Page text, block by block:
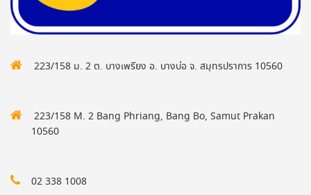
223/158 ม. 2 ต. บางเพรียง อ. บางบ่อ จ. สมุทรปราการ 10560
223/158 M. 2 Bang Phriang, Bang Bo, Samut Prakan
10560
02 338 1008